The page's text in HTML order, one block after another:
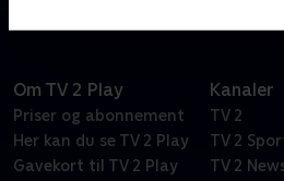
Om TV 2 Play
Priser og abonnement
Her kan du se TV 2 Play
Gavekort til TV 2 Play
Kanaler
TV 2
TV 2
TV 2